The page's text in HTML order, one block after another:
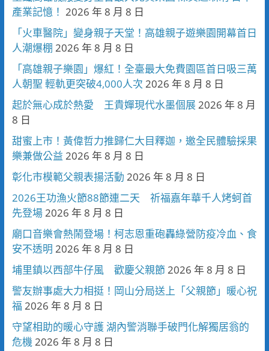
產業記憶！ 2026 年 8 月 8 日
「火車醫院」變身親子天堂！高雄親子遊樂園開幕首日
人潮爆棚 2026 年 8 月 8 日
「高雄親子樂園」爆紅！全臺最大免費園區首日吸三萬
人朝聖 輕軌更突破4,000人次 2026 年 8 月 8 日
起於無心成於熱愛 王貴嬋現代水墨個展 2026 年 8 月
8 日
甜蜜上市！黃偉哲力推歸仁大目釋迦，邀全民體驗採果
樂兼做公益 2026 年 8 月 8 日
彰化市模範父親表揚活動 2026 年 8 月 8 日
2026王功漁火節88節連二天 祈福嘉年華千人烤蚵首
先登場 2026 年 8 月 8 日
廟口音樂會熱鬧登場！柯志恩重砲轟綠營防疫冷血、食
安不透明 2026 年 8 月 8 日
埔里鎮以西部牛仔風 歡慶父親節 2026 年 8 月 8 日
警友辦事處大力相挺！岡山分局送上「父親節」暖心祝
福 2026 年 8 月 8 日
守望相助的暖心守護 湖內警消聯手破門化解獨居翁的
危機 2026 年 8 月 8 日